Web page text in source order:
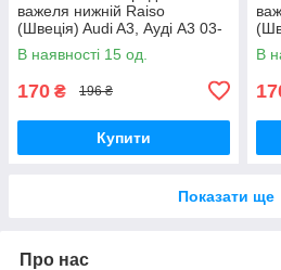
важеля нижній Raiso
(Швеція) Audi A3, Ауді А3 03-
#RL-1K0182E UAJOXCK17
В наявності 15 од.
170 ₴ 196 ₴
Купити
В
Показати ще
Про нас